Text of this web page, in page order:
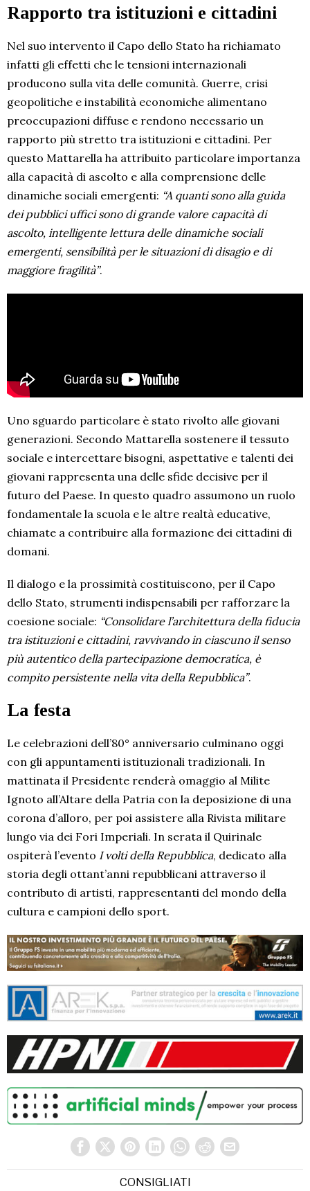
Rapporto tra istituzioni e cittadini
Nel suo intervento il Capo dello Stato ha richiamato
infatti gli effetti che le tensioni internazionali
producono sulla vita delle comunità. Guerre, crisi
geopolitiche e instabilità economiche alimentano
preoccupazioni diffuse e rendono necessario un
rapporto più stretto tra istituzioni e cittadini. Per
questo Mattarella ha attribuito particolare importanza
alla capacità di ascolto e alla comprensione delle
dinamiche sociali emergenti: “A quanti sono alla guida
dei pubblici uffici sono di grande valore capacità di
ascolto, intelligente lettura delle dinamiche sociali
emergenti, sensibilità per le situazioni di disagio e di
maggiore fragilità”.
Uno sguardo particolare è stato rivolto alle giovani
generazioni. Secondo Mattarella sostenere il tessuto
sociale e intercettare bisogni, aspettative e talenti dei
giovani rappresenta una delle sfide decisive per il
futuro del Paese. In questo quadro assumono un ruolo
fondamentale la scuola e le altre realtà educative,
chiamate a contribuire alla formazione dei cittadini di
domani.
Il dialogo e la prossimità costituiscono, per il Capo
dello Stato, strumenti indispensabili per rafforzare la
coesione sociale: “Consolidare l’architettura della fiducia
tra istituzioni e cittadini, ravvivando in ciascuno il senso
più autentico della partecipazione democratica, è
compito persistente nella vita della Repubblica”.
La festa
Le celebrazioni dell’80° anniversario culminano oggi
con gli appuntamenti istituzionali tradizionali. In
mattinata il Presidente renderà omaggio al Milite
Ignoto all’Altare della Patria con la deposizione di una
corona d’alloro, per poi assistere alla Rivista militare
lungo via dei Fori Imperiali. In serata il Quirinale
ospiterà l’evento I volti della Repubblica, dedicato alla
storia degli ottant’anni repubblicani attraverso il
contributo di artisti, rappresentanti del mondo della
cultura e campioni dello sport.
CONSIGLIATI